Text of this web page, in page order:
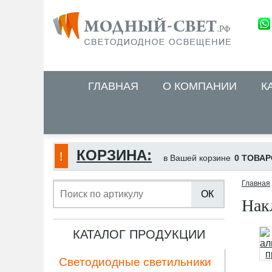
ГЛАВНАЯ О КОМПАНИИ
КОРЗИНА: в Вашей корзине 0
ОК
КАТАЛОГ ПРОДУКЦИИ
Светодиодные светильники
Главная